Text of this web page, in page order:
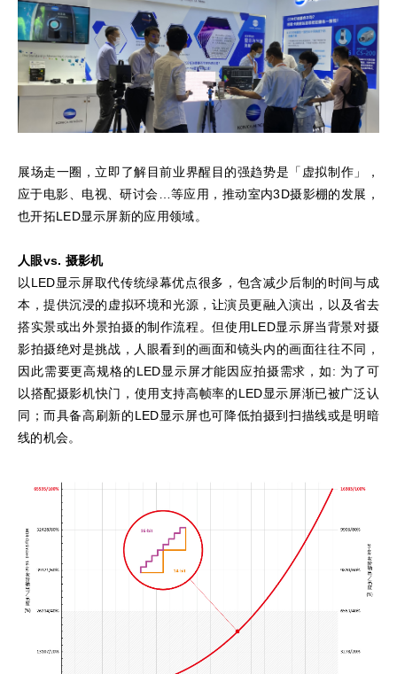
展场走一圈，立即了解目前业界醒目的强趋势是「虚拟制作」，
应于电影、电视、研讨会…等应用，推动室内3D摄影棚的发展，
也开拓LED显示屏新的应用领域。
人眼vs. 摄影机
以LED显示屏取代传统绿幕优点很多，包含减少后制的时间与成
本，提供沉浸的虚拟环境和光源，让演员更融入演出，以及省去
搭实景或出外景拍摄的制作流程。但使用LED显示屏当背景对摄
影拍摄绝对是挑战，人眼看到的画面和镜头内的画面往往不同，
因此需要更高规格的LED显示屏才能因应拍摄需求，如: 为了可
以搭配摄影机快门，使用支持高帧率的LED显示屏渐已被广泛认
同；而具备高刷新的LED显示屏也可降低拍摄到扫描线或是明暗
线的机会。